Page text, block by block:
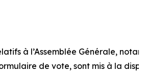
à l’Assemblée Générale,
de vote, sont mis à la